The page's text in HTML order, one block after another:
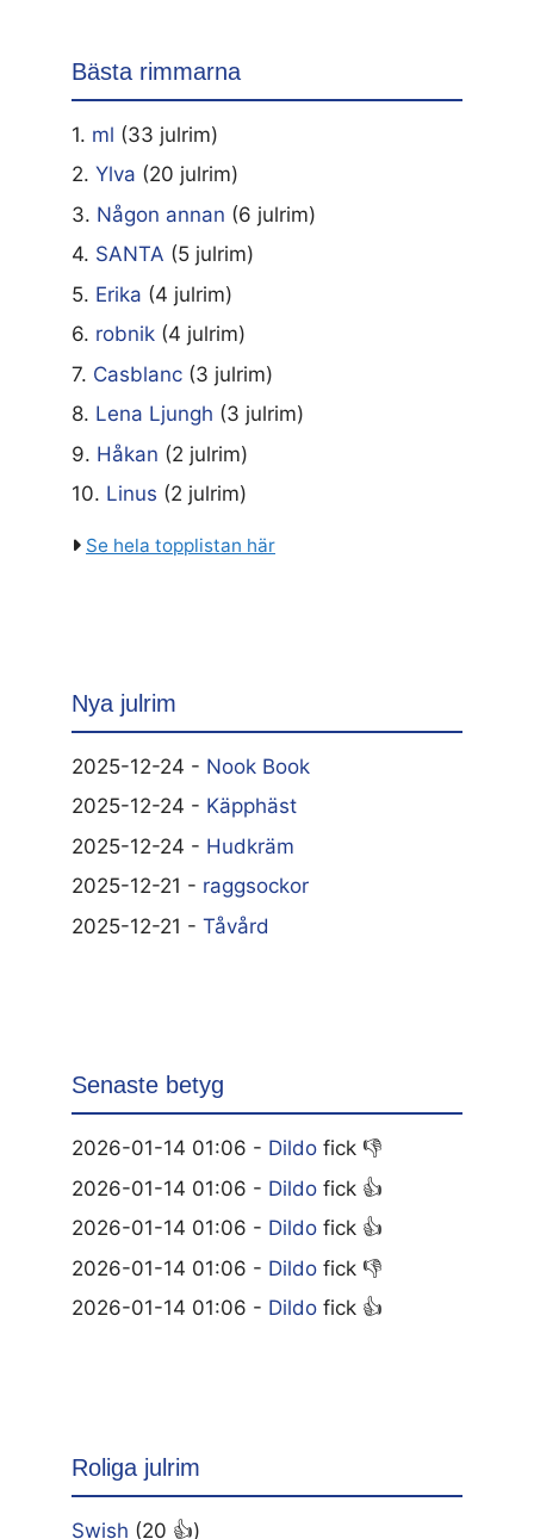
Bästa rimmarna
1. ml (33 julrim)
2. Ylva (20 julrim)
3. Någon annan (6 julrim)
4. SANTA (5 julrim)
5. Erika (4 julrim)
6. robnik (4 julrim)
7. Casblanc (3 julrim)
8. Lena Ljungh (3 julrim)
9. Håkan (2 julrim)
10. Linus (2 julrim)
Se hela topplistan här
Nya julrim
2025-12-24 - Nook Book
2025-12-24 - Käpphäst
2025-12-24 - Hudkräm
2025-12-21 - raggsockor
2025-12-21 - Tåvård
Senaste betyg
2026-01-14 01:06 - Dildo fick 👎
2026-01-14 01:06 - Dildo fick 👍
2026-01-14 01:06 - Dildo fick 👍
2026-01-14 01:06 - Dildo fick 👎
2026-01-14 01:06 - Dildo fick 👍
Roliga julrim
Swish (20 👍)